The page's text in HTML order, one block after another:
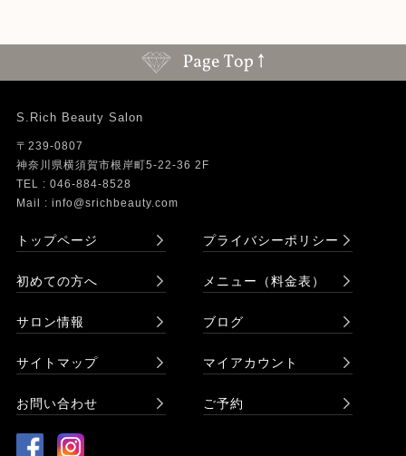
S.Rich Beauty Salon
〒239-0807
神奈川県横須賀市根岸町5-22-36 2F
TEL : 046-884-8528
Mail : info@srichbeauty.com
トップページ プライバシーポリシー
初めての方へ メニュー（料金表）
サロン情報 ブログ
サイトマップ マイアカウント
お問い合わせ ご予約